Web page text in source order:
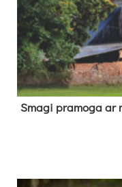
Sma­gi pra­mo­ga ar